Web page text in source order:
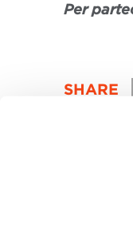
Per
SHARE